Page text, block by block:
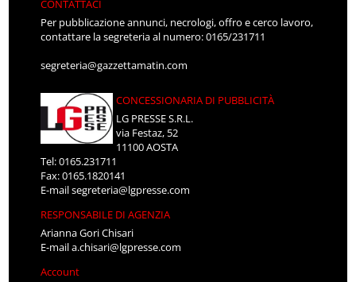
CONTATTACI
Per pubblicazione annunci, necrologi, offro e cerco lavoro,
contattare la segreteria al numero: 0165/231711
segreteria@gazzettamatin.com
CONCESSIONARIA DI PUBBLICITÀ
LG PRESSE S.R.L.
via Festaz, 52
11100 AOSTA
Tel: 0165.231711
Fax: 0165.1820141
E-mailsegreteria@lgpresse.com
RESPONSABILE DI AGENZIA
Arianna Gori Chisari
E-maila.chisari@lgpresse.com
Account